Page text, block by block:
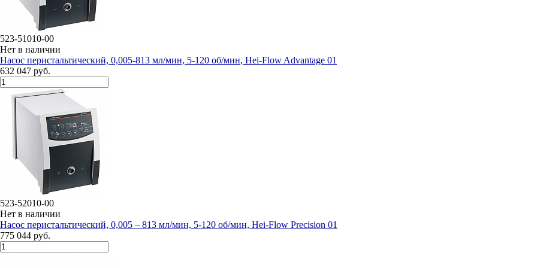
523-51010-00
Нет в наличии
Насос перистальтический, 0,005-813 мл/мин, 5-120 об/мин, Hei-Flow Advantage 01
632 047 руб.
523-52010-00
Нет в наличии
Насос перистальтический, 0,005 – 813 мл/мин, 5-120 об/мин, Hei-Flow Precision 01
775 044 руб.